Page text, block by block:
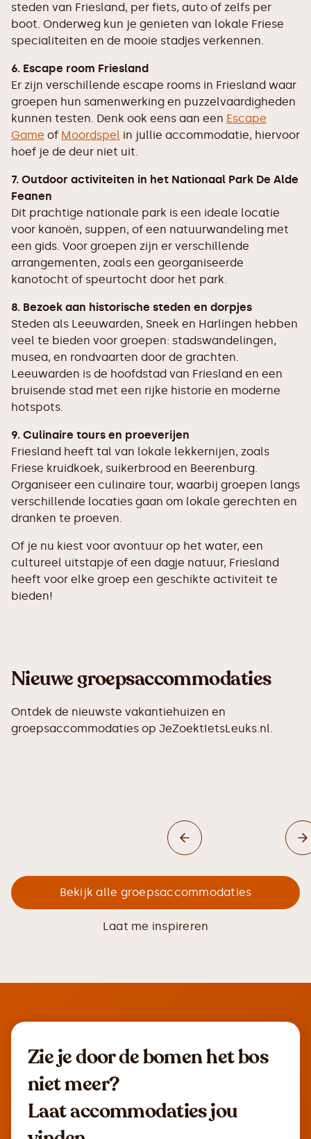
steden van Friesland, per fiets, auto of zelfs per
boot. Onderweg kun je genieten van lokale Friese
specialiteiten en de mooie stadjes verkennen.
6. Escape room Friesland
Er zijn verschillende escape rooms in Friesland waar
groepen hun samenwerking en puzzelvaardigheden
kunnen testen. Denk ook eens aan een Escape
Game of Moordspel in jullie accommodatie, hiervoor
hoef je de deur niet uit.
7. Outdoor activiteiten in het Nationaal Park De Alde
Feanen
Dit prachtige nationale park is een ideale locatie
voor kanoën, suppen, of een natuurwandeling met
een gids. Voor groepen zijn er verschillende
arrangementen, zoals een georganiseerde
kanotocht of speurtocht door het park.
8. Bezoek aan historische steden en dorpjes
Steden als Leeuwarden, Sneek en Harlingen hebben
veel te bieden voor groepen: stadswandelingen,
musea, en rondvaarten door de grachten.
Leeuwarden is de hoofdstad van Friesland en een
bruisende stad met een rijke historie en moderne
hotspots.
9. Culinaire tours en proeverijen
Friesland heeft tal van lokale lekkernijen, zoals
Friese kruidkoek, suikerbrood en Beerenburg.
Organiseer een culinaire tour, waarbij groepen langs
verschillende locaties gaan om lokale gerechten en
dranken te proeven.
Of je nu kiest voor avontuur op het water, een
cultureel uitstapje of een dagje natuur, Friesland
heeft voor elke groep een geschikte activiteit te
bieden!
Nieuwe groepsaccommodaties
Ontdek de nieuwste vakantiehuizen en
groepsaccommodaties op JeZoektIetsLeuks.nl.
Bekijk alle groepsaccommodaties
Laat me inspireren
Zie je door de bomen het bos
niet meer?
Laat accommodaties jou